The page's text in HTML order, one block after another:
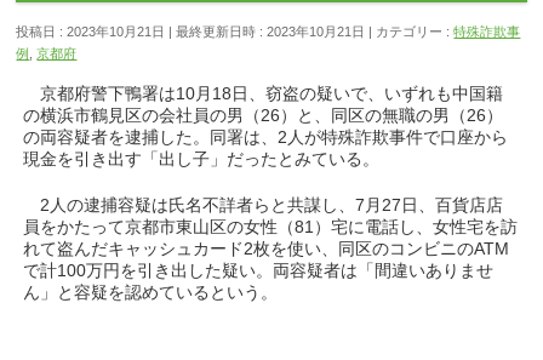
投稿日 : 2023年10月21日 最終更新日時 : 2023年10月21日 カテゴリー :特殊詐欺事
例
,京都府
京都府警下鴨署は10月18日、窃盗の疑いで、いずれも中国籍
の横浜市鶴見区の会社員の男（26）と、同区の無職の男（26）
の両容疑者を逮捕した。同署は、2人が特殊詐欺事件で口座から
現金を引き出す「出し子」だったとみている。
2人の逮捕容疑は氏名不詳者らと共謀し、7月27日、百貨店店
員をかたって京都市東山区の女性（81）宅に電話し、女性宅を訪
れて盗んだキャッシュカード2枚を使い、同区のコンビニのATM
で計100万円を引き出した疑い。両容疑者は「間違いありませ
ん」と容疑を認めているという。